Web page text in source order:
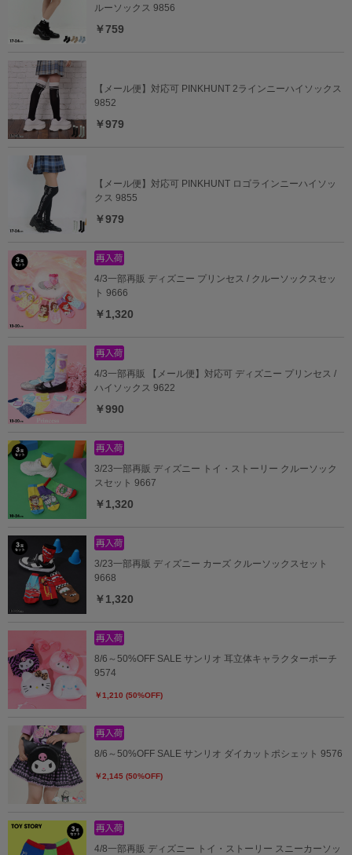
ルーソックス 9856
￥759
【メール便】対応可 PINKHUNT 2ラインニーハイソックス
9852
￥979
【メール便】対応可 PINKHUNT ロゴラインニーハイソッ
クス 9855
￥979
4/3一部再販 ディズニー プリンセス / クルーソックスセッ
ト 9666
￥1,320
4/3一部再販 【メール便】対応可 ディズニー プリンセス /
ハイソックス 9622
￥990
3/23一部再販 ディズニー トイ・ストーリー クルーソック
スセット 9667
￥1,320
3/23一部再販 ディズニー カーズ クルーソックスセット
9668
￥1,320
8/6～50%OFF SALE サンリオ 耳立体キャラクターポーチ
9574
￥1,210 (50%OFF)
8/6～50%OFF SALE サンリオ ダイカットポシェット 9576
￥2,145 (50%OFF)
4/8一部再販 ディズニー トイ・ストーリー スニーカーソッ